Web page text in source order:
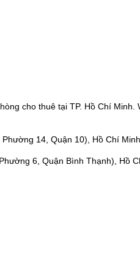
cho thuê tại TP. Hồ Chí
14, Quận 10), Hồ Chí Minh
6, Quận Bình Thạnh), Hồ